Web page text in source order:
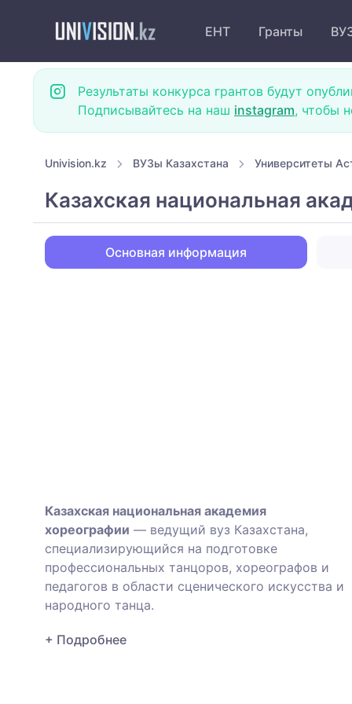
ЕНТ Гранты
Результаты конкурса грантов будут
Подписывайтесь на наш instagram, чтобы
Univision.kz ВУЗы Казахстана Университеты
Казахская национальная
Основная информация
Казахская национальная академия
хореографии — ведущий вуз Казахстана,
специализирующийся на подготовке
профессиональных танцоров, хореографов и
педагогов в области сценического искусства и
народного танца.
+ Подробнее